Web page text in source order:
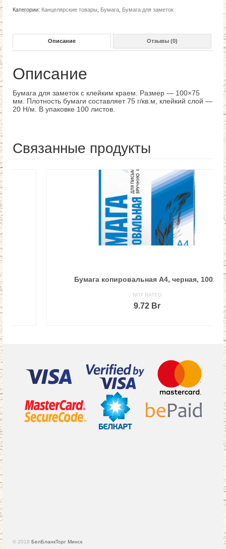
Категории: Канцелярские товары Бумага Бумага для заметок
Описание Отзывы (0)
Описание
Бумага для заметок с клейким краем. Размер — 100×75
мм. Плотность бумаги составляет 75 г/кв.м, клейкий слой —
20 Н/м. В упаковке 100 листов.
Связанные продукты
Бумага копировальная А4, черная, 100л.
© 2019 БелБланкТорг Минск